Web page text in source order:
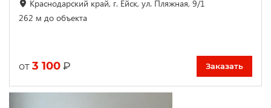
Краснодарский край, г. Ейск, ул. Пляжная, 9/1
262 м до объекта
от 3 100 ₽ Заказать